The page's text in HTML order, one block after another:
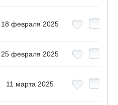
18 февраля 2025
25 февраля 2025
11 марта 2025